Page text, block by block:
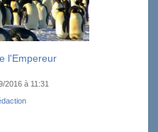
l'Empereur
2016 à 11:31